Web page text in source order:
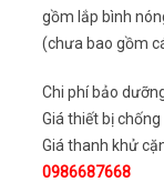
gồm lắp bình
(chưa bao gồm
Chi phí bảo
Giá thiết bị
Giá thanh khử
0986687668